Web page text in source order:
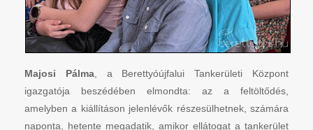
Majosi Pálma, a Berettyóújfalui Tankerületi Központ
igazgatója beszédében elmondta: az a feltöltődés,
amelyben a kiállításon jelenlévők részesülhetnek, számára
naponta, hetente megadatik, amikor ellátogat a tankerület